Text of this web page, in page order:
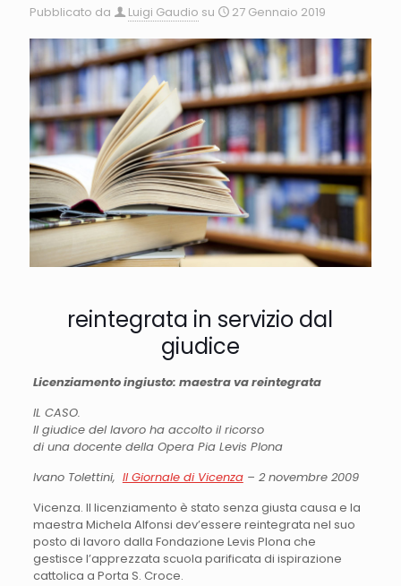
Pubblicato da Luigi Gaudio su 27 Gennaio 2019
reintegrata in servizio dal
giudice
Licenziamento ingiusto: maestra va reintegrata
IL CASO.
Il giudice del lavoro ha accolto il ricorso
di una docente della Opera Pia Levis Plona
Ivano Tolettini, Il Giornale di Vicenza– 2 novembre 2009
Vicenza. Il licenziamento è stato senza giusta causa e la
maestra Michela Alfonsi dev’essere reintegrata nel suo
posto di lavoro dalla Fondazione Levis Plona che
gestisce l’apprezzata scuola parificata di ispirazione
cattolica a Porta S. Croce.